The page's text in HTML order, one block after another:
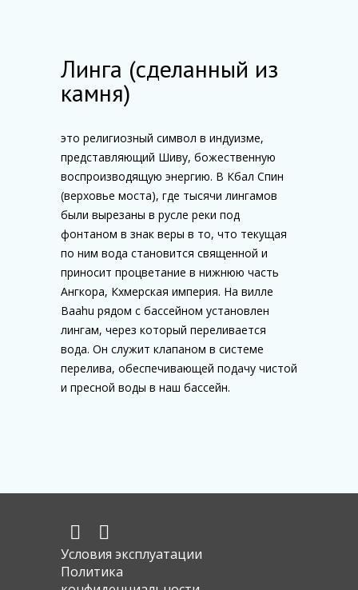
Линга (сделанный из
камня)
это религиозный символ в индуизме,
представляющий Шиву, божественную
воспроизводящую энергию. В Кбал Спин
(верховье моста), где тысячи лингамов
были вырезаны в русле реки под
фонтаном в знак веры в то, что текущая
по ним вода становится священной и
приносит процветание в нижнюю часть
Ангкора, Кхмерская империя. На вилле
Baahu рядом с бассейном установлен
лингам, через который переливается
вода. Он служит клапаном в системе
перелива, обеспечивающей подачу чистой
и пресной воды в наш бассейн.
Условия эксплуатации
Политика